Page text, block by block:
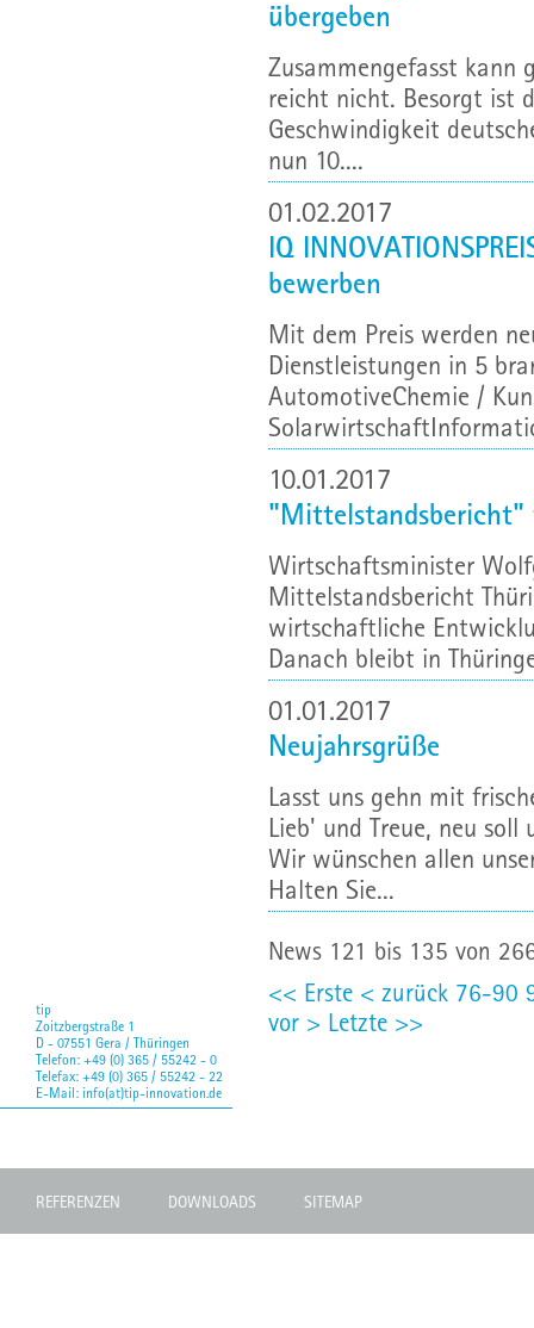
tip
Zoitzbergstraße 1
D - 07551 Gera / Thüringen
Telefon: +49 (0) 365 / 55242 - 0
Telefax: +49 (0) 365 / 55242 - 22
E-Mail: info(at)tip-innovation.de
übergeben
Zusammengefasst kann
reicht nicht. Besorgt ist
Geschwindigkeit
nun 10....
01.02.2017
IQ
bewerben
Mit dem Preis werden
Dienstleistungen in 5
AutomotiveChemie /
10.01.2017
"Mittelstandsbericht"
Wirtschaftsminister
Mittelstandsbericht
wirtschaftliche
Danach bleibt in
01.01.2017
Neujahrsgrüße
Lasst uns gehn mit
Lieb' und Treue, neu
Wir wünschen allen
Halten Sie...
News 121 bis 135 von
<< Erste < zurück 76-90
vor > Letzte >>
REFERENZEN DOWNLOADS SITEMAP